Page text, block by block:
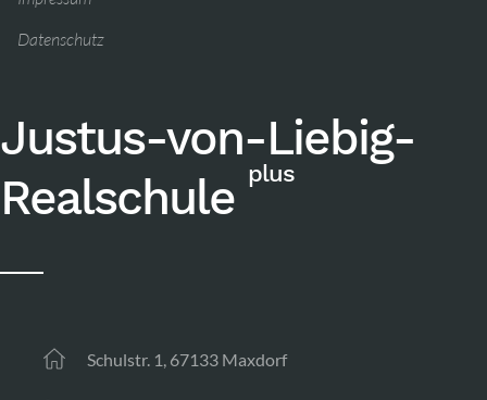
Datenschutz
Justus-von-Liebig-
Realschule plus
Schulstr. 1, 67133 Maxdorf